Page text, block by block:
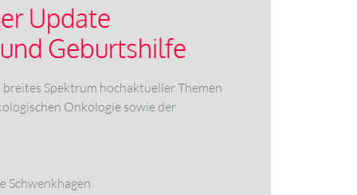
Update
Geburtshilfe
Spektrum hochaktueller Themen
Onkologie sowie der
Schwenkhagen